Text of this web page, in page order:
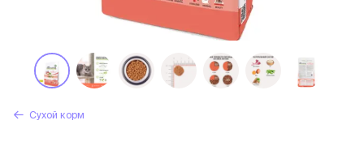
Сухой корм